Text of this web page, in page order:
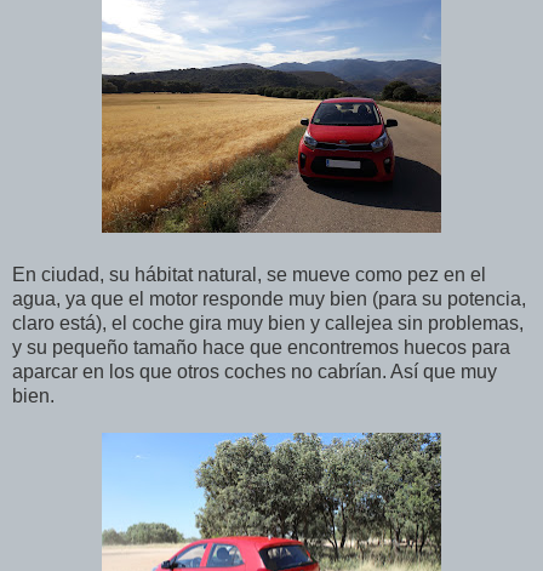
En ciudad, su hábitat natural, se mueve como pez en el
agua, ya que el motor responde muy bien (para su potencia,
claro está), el coche gira muy bien y callejea sin problemas,
y su pequeño tamaño hace que encontremos huecos para
aparcar en los que otros coches no cabrían. Así que muy
bien.